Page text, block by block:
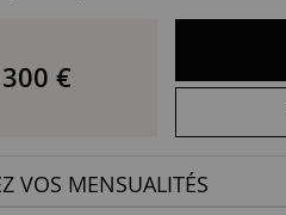
€
VOS MENSUALITÉS